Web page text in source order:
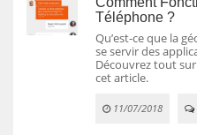
Téléphone ?
Qu’est-ce que la
se servir des
Découvrez tout
cet article.
11/07/2018